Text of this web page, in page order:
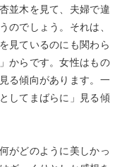
並木を見て、夫婦で違
のでしょう。それは、
見ているのにも関わら
からです。女性はもの
る傾向があります。一
してまばらに」見る傾
がどのように美しかっ